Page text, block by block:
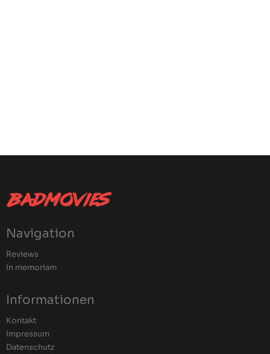
Navigation
Reviews
In memoriam
Informationen
Kontakt
Impressum
Datenschutz